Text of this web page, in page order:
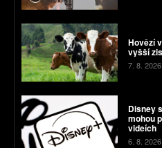
Hovězí
vyšší
7. 8. 2026
Disney
mohou
videích
6. 8. 2026